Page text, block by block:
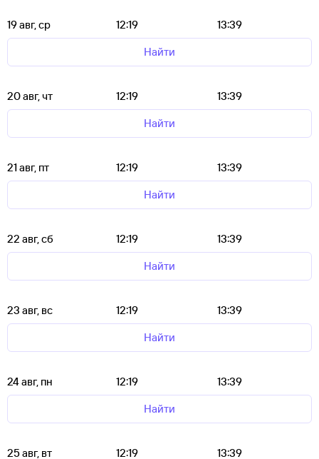
19 авг, ср 12:19
13:39
Найти
20 авг, чт 12:19
13:39
Найти
21 авг, пт 12:19
13:39
Найти
22 авг, сб 12:19
13:39
Найти
23 авг, вс 12:19
13:39
Найти
24 авг, пн 12:19
13:39
Найти
25 авг, вт 12:19 13:39